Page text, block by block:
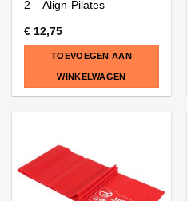
2 – Align-Pilates
€12,75
TOEVOEGEN AAN
WINKELWAGEN